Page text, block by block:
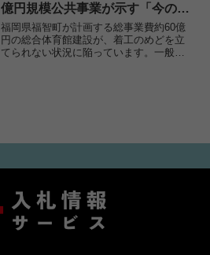
億円規模公共事業が示す「今の入
札現場」
福岡県福智町が計画する総事業費約60億
円の総合体育館建設が、着工のめどを立
てられない状況に陥っています。一般競